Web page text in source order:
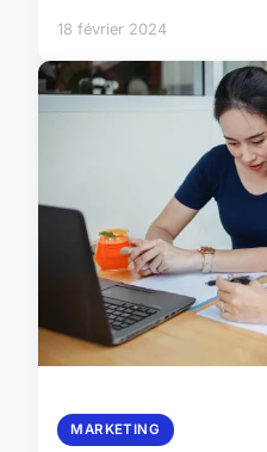
18 février 2024
MARKETING